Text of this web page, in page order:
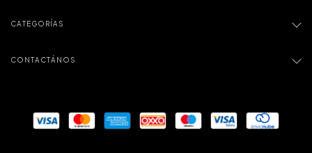
CATEGORÍAS
CONTACTÁNOS